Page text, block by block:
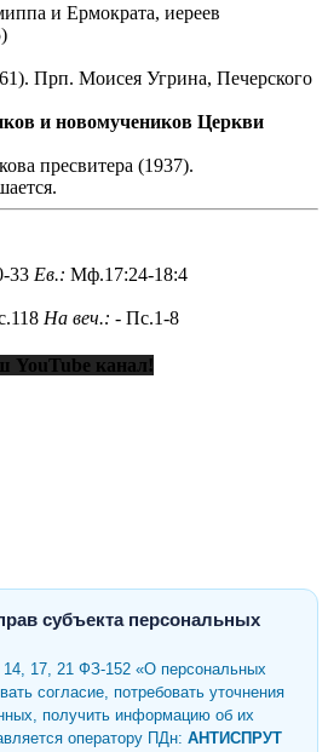
и Ермократа, иереев
Прп. Моисея Угрина, Печерского
и новомучеников Церкви
пресвитера (1937).
33 Ев.: Мф.17:24-18:4
На веч.: - Пс.1-8
YouTube канал!
субъекта персональных
14, 17, 21 ФЗ-152 «О персональных
согласие, потребовать уточнения
получить информацию об их
оператору ПДн: АНТИСПРУТ